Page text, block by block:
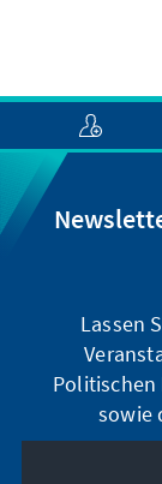
Lassen
sowie